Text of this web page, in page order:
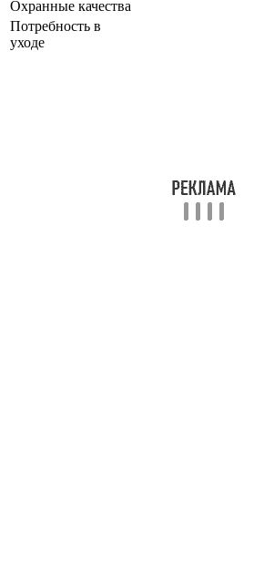
Охранные качества
Потребность в
уходе